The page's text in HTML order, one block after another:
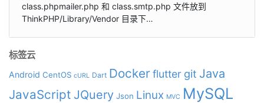
class.phpmailer.php 和 class.smtp.php 文件放到
ThinkPHP/Library/Vendor 目录下…
标签云
Android CentOS cURL Dart Dockerflutter git Java
JavaScript JQuery Json Linux MVC MySQL